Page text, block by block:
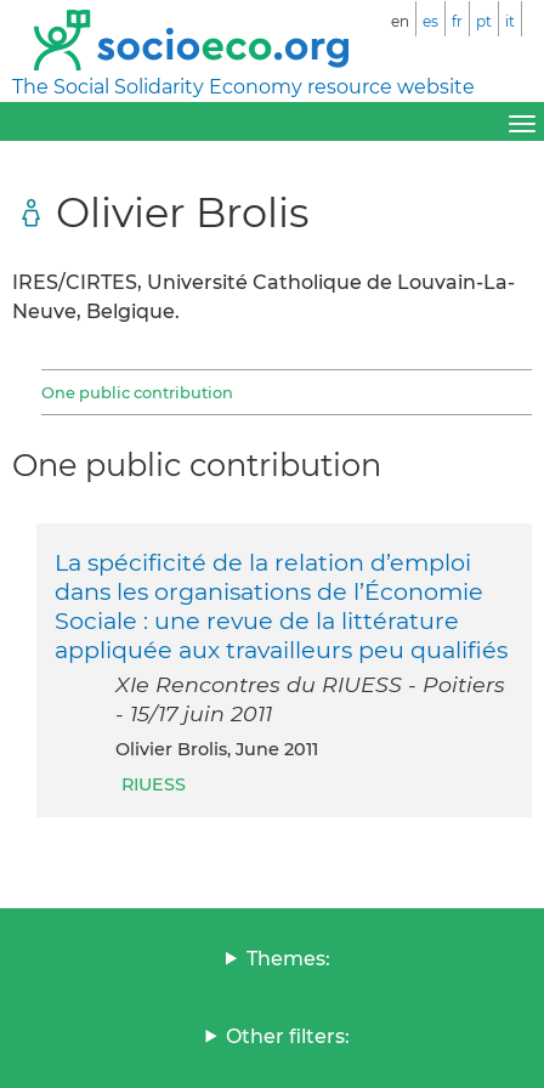
The Social Solidarity Economy resource website
en es fr pt it
Olivier Brolis
IRES/CIRTES, Université Catholique de Louvain-La-
Neuve, Belgique.
One public contribution
One public contribution
La spécificité de la relation d’emploi
dans les organisations de l’Économie
Sociale : une revue de la littérature
appliquée aux travailleurs peu qualifiés
XIe Rencontres du RIUESS - Poitiers
- 15/17 juin 2011
Olivier Brolis, June 2011
RIUESS
Themes:
Other filters: